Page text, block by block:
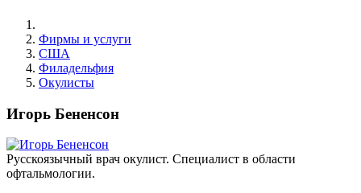
Фирмы и услуги
США
Филадельфия
Окулисты
Игорь Бененсон
Русскоязычный врач окулист. Специалист в области
офтальмологии.